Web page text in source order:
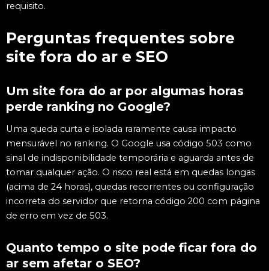
requisito.
Perguntas frequentes sobre
site fora do ar e SEO
Um site fora do ar por algumas horas
perde ranking no Google?
Uma queda curta e isolada raramente causa impacto
mensurável no ranking. O Google usa código 503 como
sinal de indisponibilidade temporária e aguarda antes de
tomar qualquer ação. O risco real está em quedas longas
(acima de 24 horas), quedas recorrentes ou configuração
incorreta do servidor que retorna código 200 com página
de erro em vez de 503.
Quanto tempo o site pode ficar fora do
ar sem afetar o SEO?